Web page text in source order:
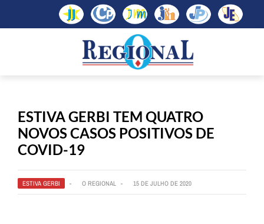
ESTIVA GERBI TEM QUATRO
NOVOS CASOS POSITIVOS DE
COVID-19
ESTIVA GERBI O REGIONAL 15 DE JULHO DE 2020